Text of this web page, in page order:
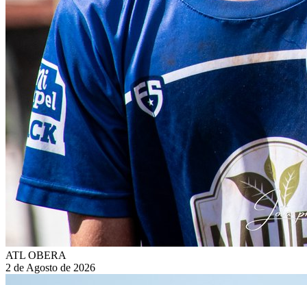
ATL OBERA
2 de Agosto de 2026